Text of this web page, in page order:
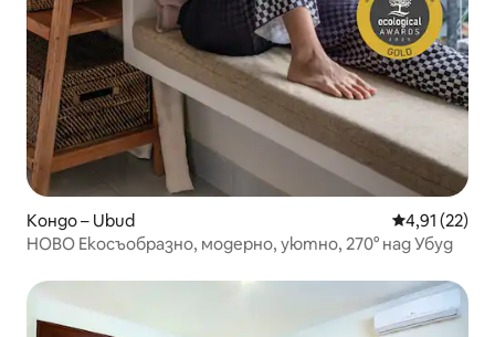
Кондо – Ubud Средна
4,91 (22)
НОВО Екосъобразно, модерно, уютно, 270° над Убуд